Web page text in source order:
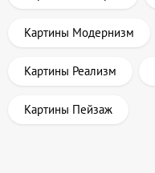
Картины Модернизм
Картины Реализм
Картины Пейзаж